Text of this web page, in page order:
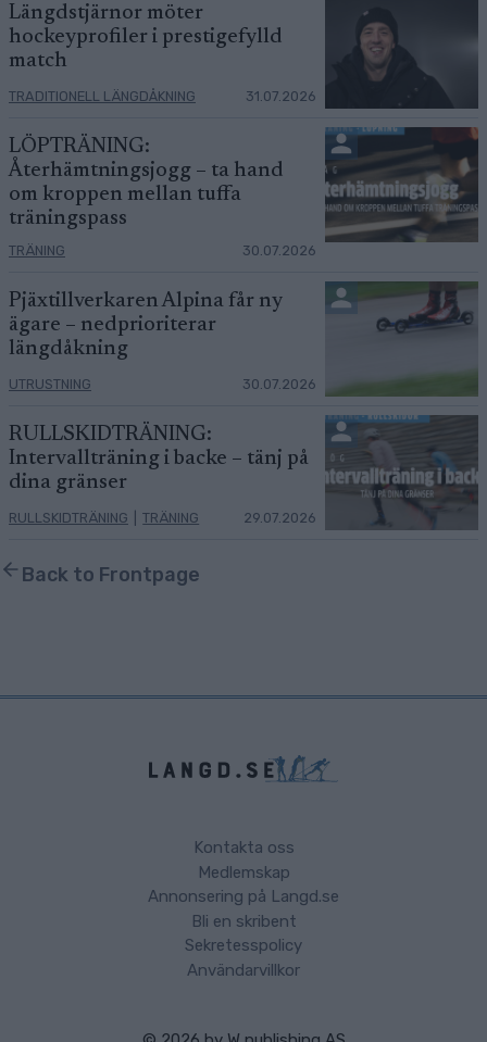
Längdstjärnor möter
hockeyprofiler i prestigefylld
match
TRADITIONELL LÄNGDÅKNING 31.07.2026
LÖPTRÄNING:
Återhämtningsjogg – ta hand
om kroppen mellan tuffa
träningspass
TRÄNING 30.07.2026
Pjäxtillverkaren Alpina får ny
ägare – nedprioriterar
längdåkning
UTRUSTNING 30.07.2026
RULLSKIDTRÄNING:
Intervallträning i backe – tänj på
dina gränser
RULLSKIDTRÄNING TRÄNING 29.07.2026
Back to Frontpage
Kontakta oss
Medlemskap
Annonsering på Langd.se
Bli en skribent
Sekretesspolicy
Användarvillkor